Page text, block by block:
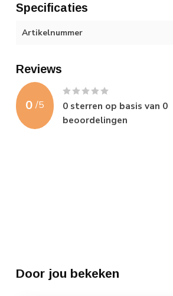
Specificaties
Artikelnummer
Reviews
0 /5 0 sterren op basis van 0
beoordelingen
Door jou bekeken